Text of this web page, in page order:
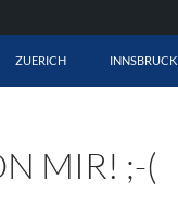
ZUERICH INNSBRUCK
MIR! ;-(